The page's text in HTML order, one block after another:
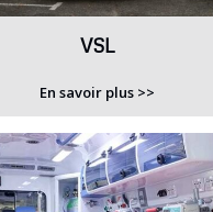
VSL
En savoir plus >>